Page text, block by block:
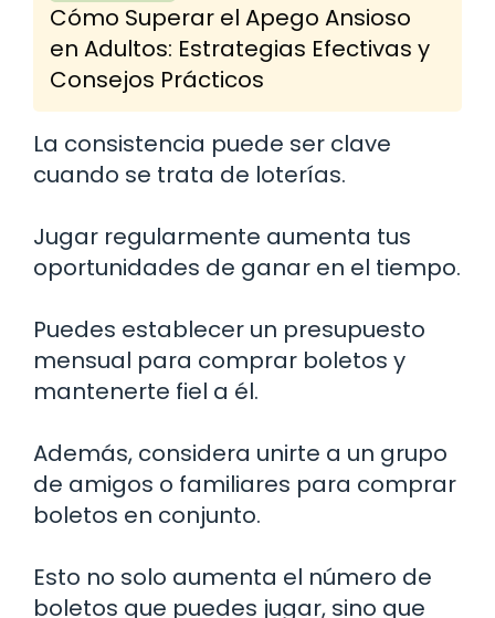
Cómo Superar el Apego Ansioso
en Adultos: Estrategias Efectivas y
Consejos Prácticos
La consistencia puede ser clave
cuando se trata de loterías.
Jugar regularmente aumenta tus
oportunidades de ganar en el tiempo.
Puedes establecer un presupuesto
mensual para comprar boletos y
mantenerte fiel a él.
Además, considera unirte a un grupo
de amigos o familiares para comprar
boletos en conjunto.
Esto no solo aumenta el número de
boletos que puedes jugar, sino que